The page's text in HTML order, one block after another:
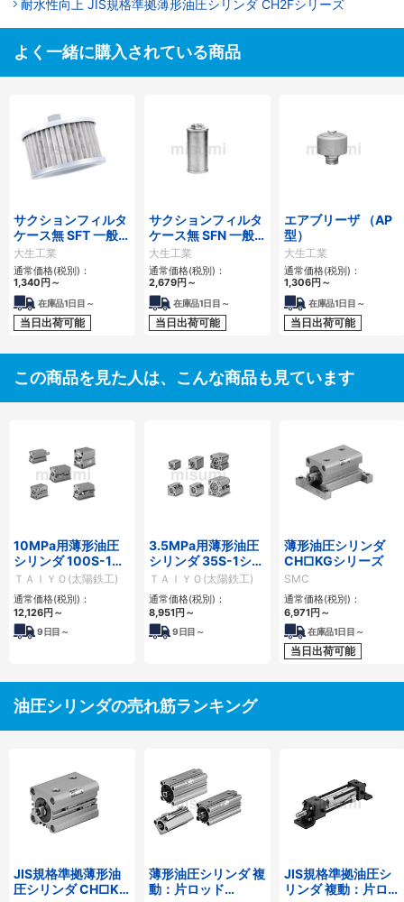
耐水性向上 JIS規格準拠薄形油圧シリンダ CH2Fシリーズ
よく一緒に購入されている商品
サクションフィルタ
ケース無 SFT 一般作
動油用
大生工業
通常価格(税別)：
1,340 円 ～
在庫品1日目～
当日出荷可能
サクションフィルタ
ケース無 SFN 一般
作動油用
大生工業
通常価格(税別)：
2,679円 ～
在庫品1日目～
当日出荷可能
エアブリーザ （AP
型）
大生工業
通常価格(税別)：
1,306円 ～
在庫品1日目～
当日出荷可能
この商品を見た人は、こんな商品も見ています
10MPa用薄形油圧
シリンダ 100S-1シ
リーズ
ＴＡＩＹＯ(太陽鉄工)
通常価格(税別)：
12,126円 ～
9日目～
3.5MPa用薄形油圧
シリンダ 35S-1シリ
ーズ
ＴＡＩＹＯ(太陽鉄工)
通常価格(税別)：
8,951円 ～
9日目～
薄形油圧シリンダ
CH□KGシリーズ
SMC
通常価格(税別)：
6,971円 ～
在庫品1日目～
当日出荷可能
油圧シリンダの売れ筋ランキング
JIS規格準拠薄形油
圧シリンダ CH□KD
薄形油圧シリンダ 複
動：片ロッド
JIS規格準拠油圧シ
リンダ 複動：片ロッ